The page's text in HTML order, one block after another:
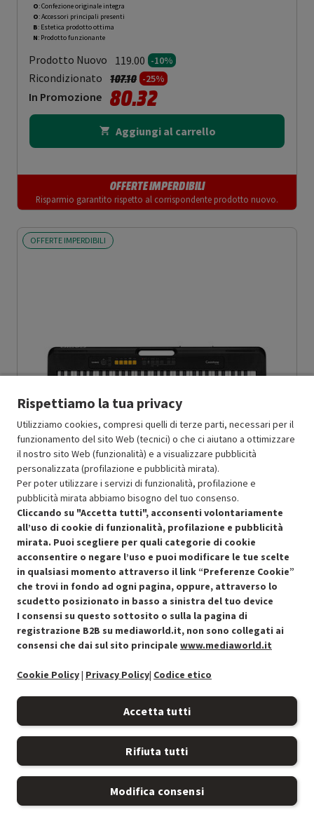
O: Confezione originale integra
O: Accessori principali presenti
B: Estetica prodotto ottima
N: Prodotto funzionante
Prodotto Nuovo 119.00 -10%
Ricondizionato Prezzo ridotto da
107.10a-25%
In Promozione 80.32
Aggiungi al carrello
OFFERTE IMPERDIBILI
Risparmio garantito rispetto al corrispondente prodotto nuovo.
OFFERTE IMPERDIBILI
CASIO TASTIERA MUSICALE CASIO CT-S100BK - PRMG GRADING
OOAN - 4.99%-PRMG GRADING OOAN - 4.99%
ECCELLENTE
O: Confezione originale integra
O: Accessori principali presenti
A: Estetica prodotto come nuovo
N: Prodotto funzionante
Prodotto Nuovo 97.49 -4.99%
Ricondizionato Prezzo ridotto da
92.62a-14.99%
78.73
Aggiungi al carrello
OFFERTE IMPERDIBILI
Risparmio garantito rispetto al corrispondente prodotto nuovo.
OFFERTE IMPERDIBILI
Rispettiamo la tua privacy
Utilizziamo cookies, compresi quelli di terze parti, necessari per il
funzionamento del sito Web (tecnici) o che ci aiutano a ottimizzare
il nostro sito Web (funzionalità) e a visualizzare pubblicità
personalizzata (profilazione e pubblicità mirata).
Per poter utilizzare i servizi di funzionalità, profilazione e
pubblicità mirata abbiamo bisogno del tuo consenso.
Cliccando su "Accetta tutti", acconsenti volontariamente
all’uso di cookie di funzionalità, profilazione e pubblicità
mirata. Puoi scegliere per quali categorie di cookie
acconsentire o negare l’uso e puoi modificare le tue scelte
in qualsiasi momento attraverso il link “Preferenze Cookie”
che trovi in fondo ad ogni pagina, oppure, attraverso lo
scudetto posizionato in basso a sinistra del tuo device
I consensi su questo sottosito o sulla la pagina di
registrazione B2B su mediaworld.it, non sono collegati ai
consensi che dai sul sito principale www.mediaworld.it
Cookie Policy| Privacy Policy| Codice etico
Accetta tutti
Rifiuta tutti
Modifica consensi